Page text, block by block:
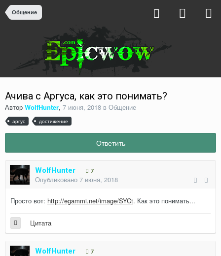
Общение
Ачива с Аргуса, как это понимать?
Автор WolfHunter, 7 июня, 2018 в Общение
аргус достижение
Ответить
WolfHunter 7
Опубликовано 7 июня, 2018
Просто вот: http://egammi.net/image/SYCt. Как это понимать...
Цитата
WolfHunter 7